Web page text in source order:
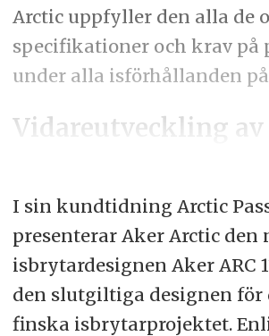
Arctic uppfyller den alla de
specifikationer och krav på
under alla isförhållanden
Vidareutveckling av
I sin kundtidning Arctic
presenterar Aker Arctic den
isbrytardesignen Aker ARC
den slutgiltiga designen för
finska isbrytarprojektet.